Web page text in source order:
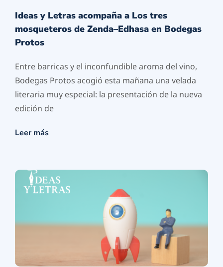
Ideas y Letras acompaña a Los tres
mosqueteros de Zenda–Edhasa en Bodegas
Protos
Entre barricas y el inconfundible aroma del vino,
Bodegas Protos acogió esta mañana una velada
literaria muy especial: la presentación de la nueva
edición de
Leer más